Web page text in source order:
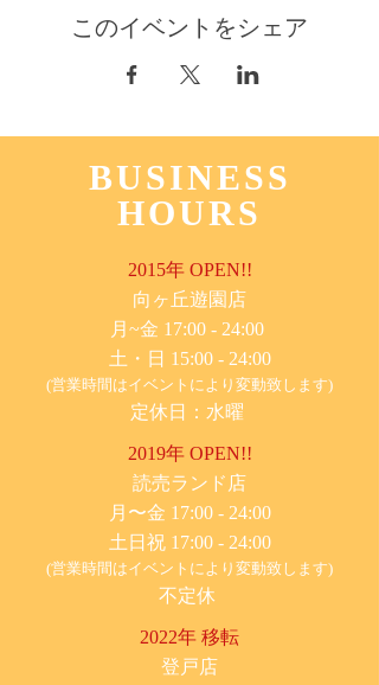
このイベントをシェア
BUSINESS
HOURS
2015年 OPEN!!
​向ヶ丘遊園店
月~金 17:00 - 24:00
土・日 15:00 - 24:00
(営業時間はイベントにより変動致します)
定休日：水曜
2019年 OPEN!!
​読売ランド店
月〜金 17:00 - 24:00
土日祝 17:00 - 24:00
(営業時間はイベントにより変動致します)
不定休
2022年 移転
​登戸店